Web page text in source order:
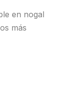
en nogal
más